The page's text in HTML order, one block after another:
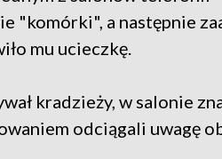
"komórki", a następnie
mu ucieczkę.
kradzieży, w salonie
odciągali uwagę